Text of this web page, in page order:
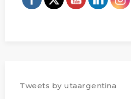
Tweets by utaargentina